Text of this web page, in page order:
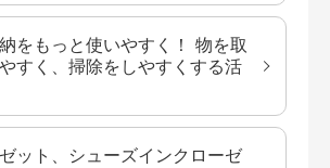
をもっと使いやすく！ 物を取
すく、掃除をしやすくする活
ット、シューズインクローゼ